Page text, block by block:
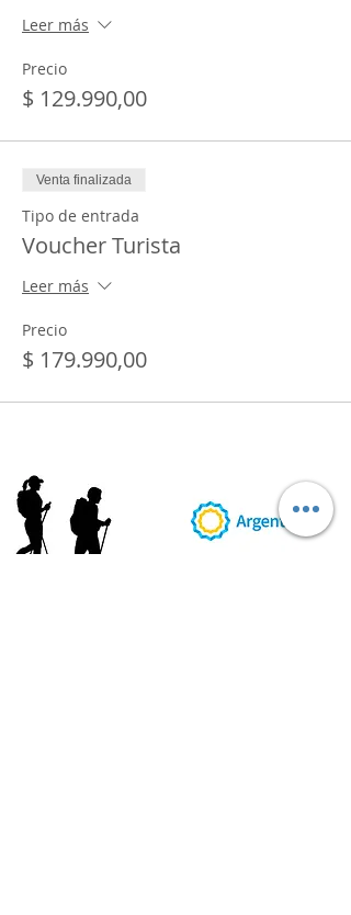
Leer más
Precio
$ 129.990,00
Venta finalizada
Tipo de entrada
Voucher Turista
Leer más
Precio
$ 179.990,00